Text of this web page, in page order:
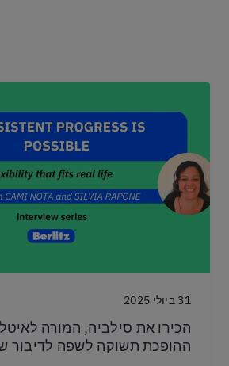
31 ביולי 2025
הכירו את סילביה, המורה
ההופכת תשוקה לשפה לדיבור